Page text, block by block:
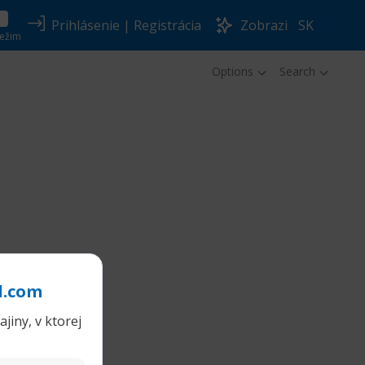
Prihlásenie | Registrácia Zobrazi SK
Options Search
v ktorej